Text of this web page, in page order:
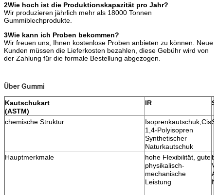
2Wie hoch ist die Produktionskapazität pro Jahr?
Wir produzieren jährlich mehr als 18000 Tonnen
Gummiblechprodukte.
3Wie kann ich Proben bekommen?
Wir freuen uns, Ihnen kostenlose Proben anbieten zu können. Neue
Kunden müssen die Lieferkosten bezahlen, diese Gebühr wird von
der Zahlung für die formale Bestellung abgezogen.
Über Gummi
Kautschukart
(ASTM)
IR
chemische Struktur
Isoprenkautschuk,Cis
1,4-Polyisopren
Synthetischer
Naturkautschuk
Hauptmerkmale
hohe Flexibilität, gute
physikalisch-
mechanische
Leistung